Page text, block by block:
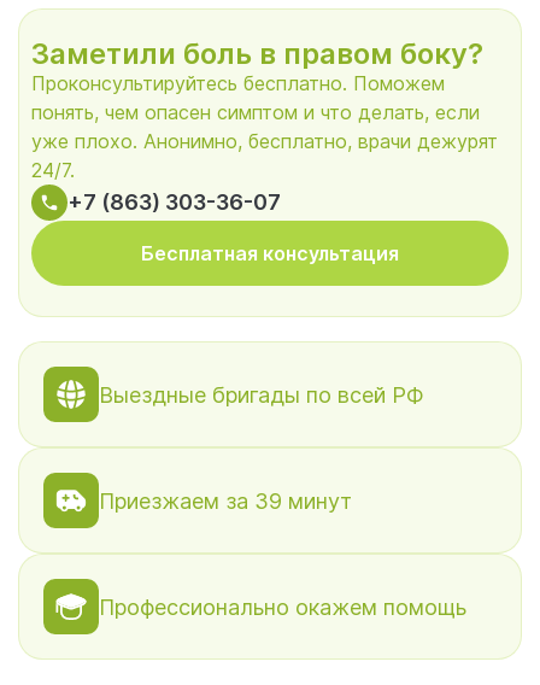
Заметили боль в правом боку?
Проконсультируйтесь бесплатно. Поможем
понять, чем опасен симптом и что делать, если
уже плохо. Анонимно, бесплатно, врачи дежурят
24/7.
+7 (863) 303-36-07
Бесплатная консультация
Выездные бригады по всей РФ
Приезжаем за 39 минут
Профессионально окажем помощь